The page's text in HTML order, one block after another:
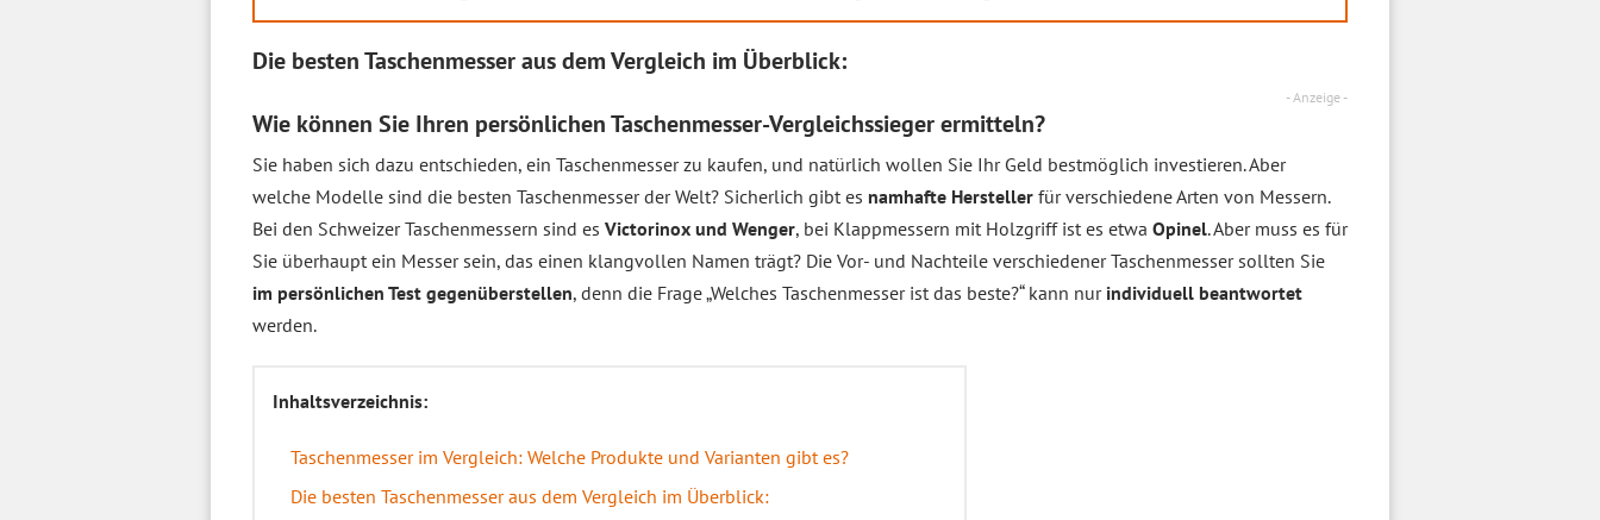
Die besten Taschenmesser aus demVergleich im Überblick:
- Anzeige -
Wie können Sie Ihren persönlichen Taschenmesser-Vergleichssieger ermitteln?
Sie haben sich dazu entschieden, ein Taschenmesser zu kaufen, und natürlich wollen Sie Ihr Geld bestmöglich investieren. Aber
welche Modelle sind die besten Taschenmesser der Welt? Sicherlich gibt es namhafte Hersteller für verschiedene Arten von Messern.
Bei den Schweizer Taschenmessern sind es Victorinox und Wenger, bei Klappmessern mit Holzgriff ist es etwa Opinel. Aber muss es für
Sie überhaupt ein Messer sein, das einen klangvollen Namen trägt? Die Vor- und Nachteile verschiedener Taschenmesser sollten Sie
im persönlichen Test gegenüberstellen, denn die Frage „Welches Taschenmesser ist das beste?“ kann nur individuell beantwortet
werden.
Inhaltsverzeichnis:
Taschenmesser im Vergleich: Welche Produkte und Varianten gibt es?
Die besten Taschenmesser aus dem Vergleich im Überblick: